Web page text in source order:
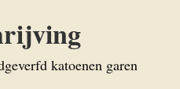
katoenen garen